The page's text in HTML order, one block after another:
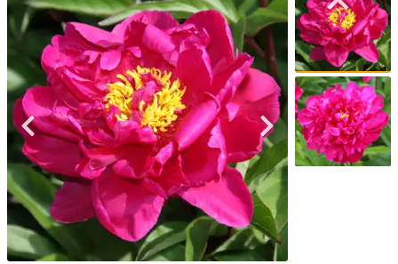
Zum vorigen Bild Zum nächsten Bild
Zum vorigen Bild